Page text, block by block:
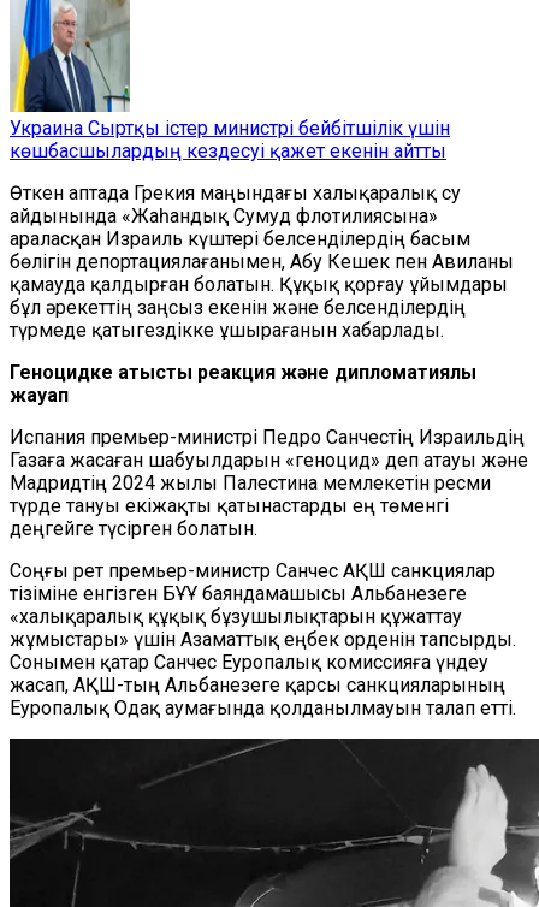
Украина Сыртқы істер министрі бейбітшілік үшін
көшбасшылардың кездесуі қажет екенін айтты
Өткен аптада Грекия маңындағы халықаралық су
айдынында «Жаһандық Сумуд флотилиясына»
араласқан Израиль күштері белсенділердің басым
бөлігін депортациялағанымен, Абу Кешек пен Авиланы
қамауда қалдырған болатын. Құқық қорғау ұйымдары
бұл әрекеттің заңсыз екенін және белсенділердің
түрмеде қатыгездікке ұшырағанын хабарлады.
Геноцидке қатысты реакция және дипломатиялық
жауап
Испания премьер-министрі Педро Санчестің Израильдің
Газаға жасаған шабуылдарын «геноцид» деп атауы және
Мадридтің 2024 жылы Палестина мемлекетін ресми
түрде тануы екіжақты қатынастарды ең төменгі
деңгейге түсірген болатын.
Соңғы рет премьер-министр Санчес АҚШ санкциялар
тізіміне енгізген БҰҰ баяндамашысы Альбанезеге
«халықаралық құқық бұзушылықтарын құжаттау
жұмыстары» үшін Азаматтық еңбек орденін тапсырды.
Сонымен қатар Санчес Еуропалық комиссияға үндеу
жасап, АҚШ-тың Альбанезеге қарсы санкцияларының
Еуропалық Одақ аумағында қолданылмауын талап етті.